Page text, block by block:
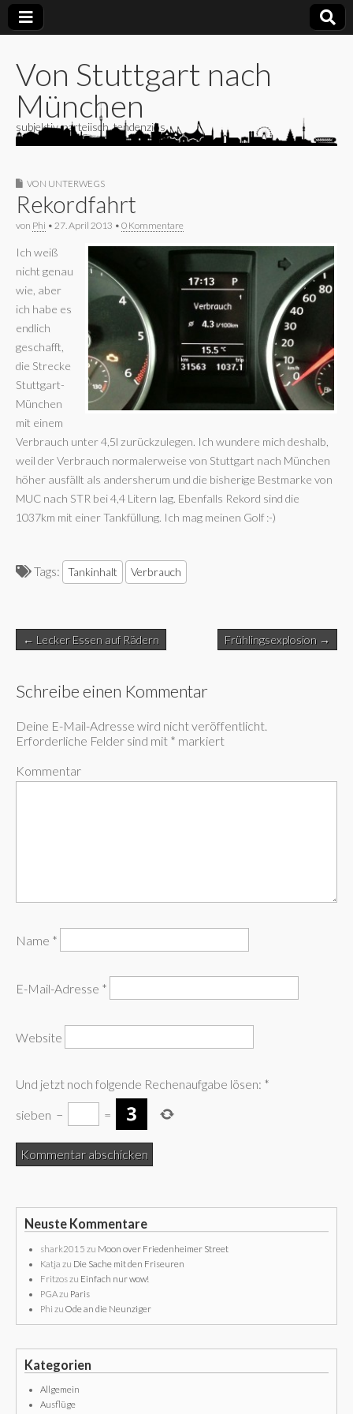
Von Stuttgart nach
München
subjektiv, parteiisch, tendenziös
VON UNTERWEGS
Rekordfahrt
von Phi • 27. April 2013 • 0 Kommentare
Ich weiß
nicht genau
wie, aber
ich habe es
endlich
geschafft,
die Strecke
Stuttgart-
München
mit einem
Verbrauch unter 4,5l zurückzulegen. Ich wundere mich deshalb,
weil der Verbrauch normalerweise von Stuttgart nach München
höher ausfällt als andersherum und die bisherige Bestmarke von
MUC nach STR bei 4,4 Litern lag. Ebenfalls Rekord sind die
1037km mit einer Tankfüllung. Ich mag meinen Golf :-)
Tags: Tankinhalt Verbrauch
Post
navigation
← Lecker Essen auf Rädern Frühlingsexplosion →
Schreibe einen Kommentar
Deine E-Mail-Adresse wird nicht veröffentlicht.
Erforderliche Felder sind mit * markiert
Kommentar
Name *
E-Mail-Adresse *
Website
Und jetzt noch folgende Rechenaufgabe lösen: *
sieben − =
Neuste Kommentare
shark2015 zu Moon over Friedenheimer Street
Katja zu Die Sache mit den Friseuren
Fritzoszu Einfach nur wow!
PGAzu Paris
Phi zu Ode an die Neunziger
Kategorien
Allgemein
Ausflüge